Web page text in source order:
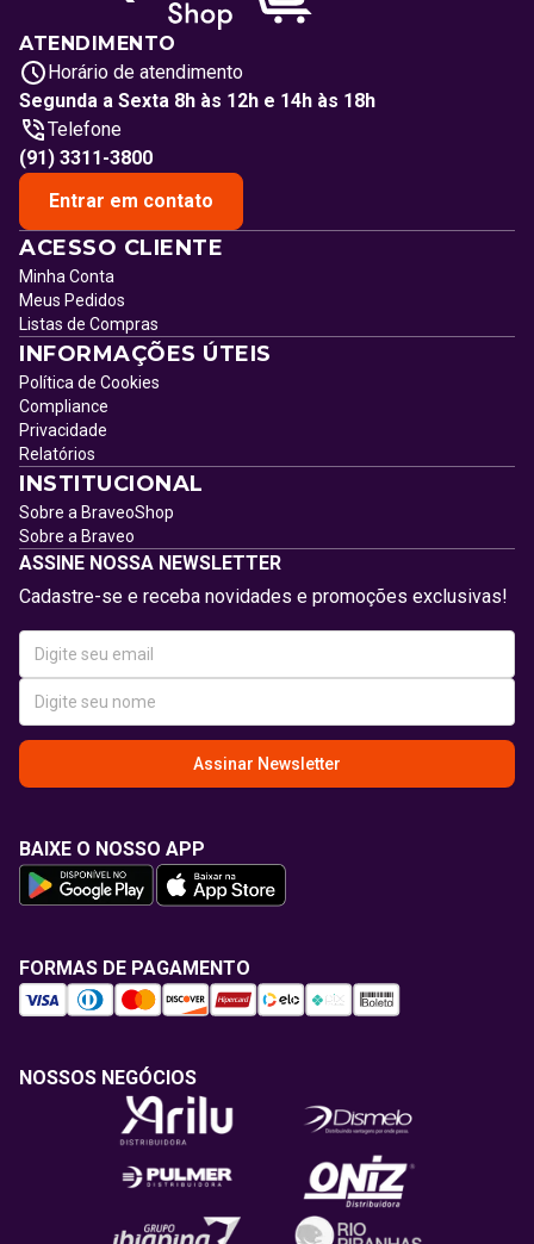
ATENDIMENTO
Horário de atendimento
Segunda a Sexta 8h às 12h e 14h às 18h
Telefone
(91) 3311-3800
Entrar em contato
ACESSO CLIENTE
Minha Conta
Meus Pedidos
Listas de Compras
INFORMAÇÕES ÚTEIS
Política de Cookies
Compliance
Privacidade
Relatórios
INSTITUCIONAL
Sobre a BraveoShop
Sobre a Braveo
ASSINE NOSSA NEWSLETTER
Cadastre-se e receba novidades e promoções exclusivas!
Assinar Newsletter
BAIXE O NOSSO APP
FORMAS DE PAGAMENTO
NOSSOS NEGÓCIOS